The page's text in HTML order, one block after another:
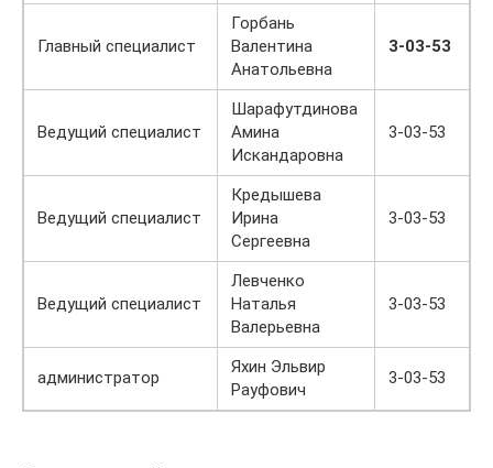
Главный специалист
Горбань
Валентина
Анатольевна
3-03-53
Ведущий специалист
Шарафутдинова
Амина
Искандаровна
3-03-53
Ведущий специалист
Кредышева
Ирина
Сергеевна
3-03-53
Ведущий специалист
Левченко
Наталья
Валерьевна
3-03-53
администратор
Яхин Эльвир
Рауфович
3-03-53